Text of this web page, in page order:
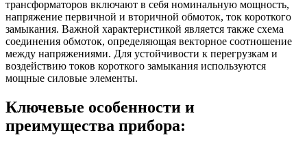
трансформаторов включают в себя номинальную мощность,
напряжение первичной и вторичной обмоток, ток короткого
замыкания. Важной характеристикой является также схема
соединения обмоток, определяющая векторное соотношение
между напряжениями. Для устойчивости к перегрузкам и
воздействию токов короткого замыкания используются
мощные силовые элементы.
Ключевые особенности и
преимущества прибора: